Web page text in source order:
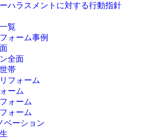
ハラスメントに対する行動指針
覧
ォーム事例
全面
帯
フォーム
ーム
ォーム
ォーム
ベーション